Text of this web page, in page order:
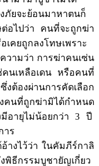
ภัยจะย้อนมาหาตนก็
อไปว่า คนที่จะถูกฆ่า
คยถูกลงโทษเพราะ
วามว่า การฆ่าคนเซ่น
นเหลือเดน หรือคนที่
งต้องผ่านการคัดเลือก
คนที่ถูกฆ่ามิได้กำหนด
อายุไม่น้อยกว่า 3 ปี
าร
ว้ว่า ในคัมภีร์กาลิ
พิธีกรรมบูชายัญเกี่ยว